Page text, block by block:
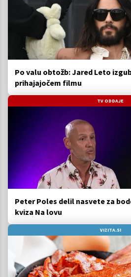
Po valu obtožb: Jared Leto
prihajajočem filmu
TV ODDAJE
Peter Poles delil nasvete za
kviza Na lovu
VIZITA.SI